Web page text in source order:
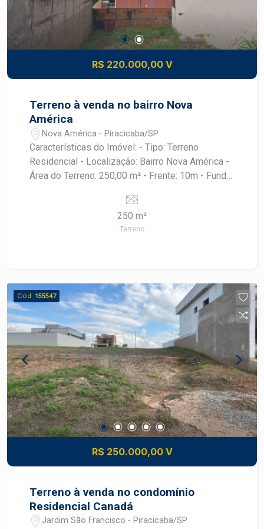
R$ 220.000,00 V
Terreno à venda no bairro Nova
América
Nova América - Piracicaba/SP
Características do Imóvel: - Tipo: Terreno
Residencial - Localização: Bairro Nova América -
Área do Terreno: 250,00 m² - Frente: 10m - Fundo:
quem busca um terreno em uma das regiões
mais valorizadas de Piracicaba. Localizado em
Diferenciais: - Região em constante valorização -
Próximo a comércios, escolas e áreas de lazer -
Fácil acesso às principais vias da cidade
250 m²
Terreno
Cód. 155547
R$ 250.000,00 V
Terreno à venda no condomínio
Residencial Canadá
Jardim São Francisco - Piracicaba/SP